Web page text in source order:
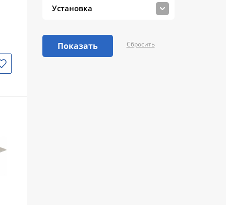
Установка
Показать Сбросить